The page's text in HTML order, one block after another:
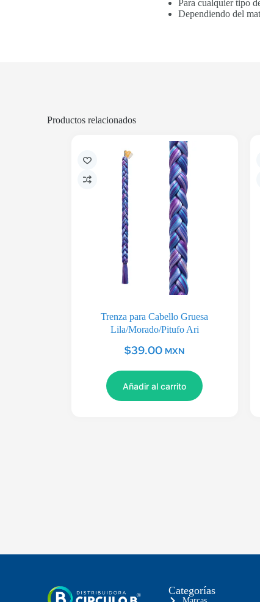
Para cualquier tipo
Dependiendo del
Productos relacionados
Trenza para Cabello Gruesa
Lila/Morado/Pitufo Ari
$39.00 MXN
Añadir al carrito
Categorías